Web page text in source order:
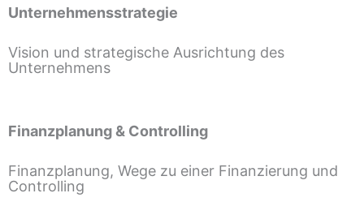
Unternehmensstrategie
Vision und strategische Ausrichtung des
Unternehmens
Finanzplanung & Controlling
Finanzplanung, Wege zu einer Finanzierung und
Controlling